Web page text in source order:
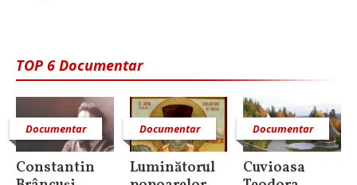
TOP 6 Documentar
Documentar
Constantin
Documentar
Luminătorul
Documentar
Cuvioasa